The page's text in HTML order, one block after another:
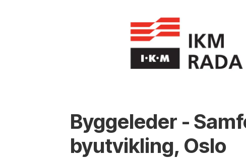
Byggeleder -
byutvikling, Oslo